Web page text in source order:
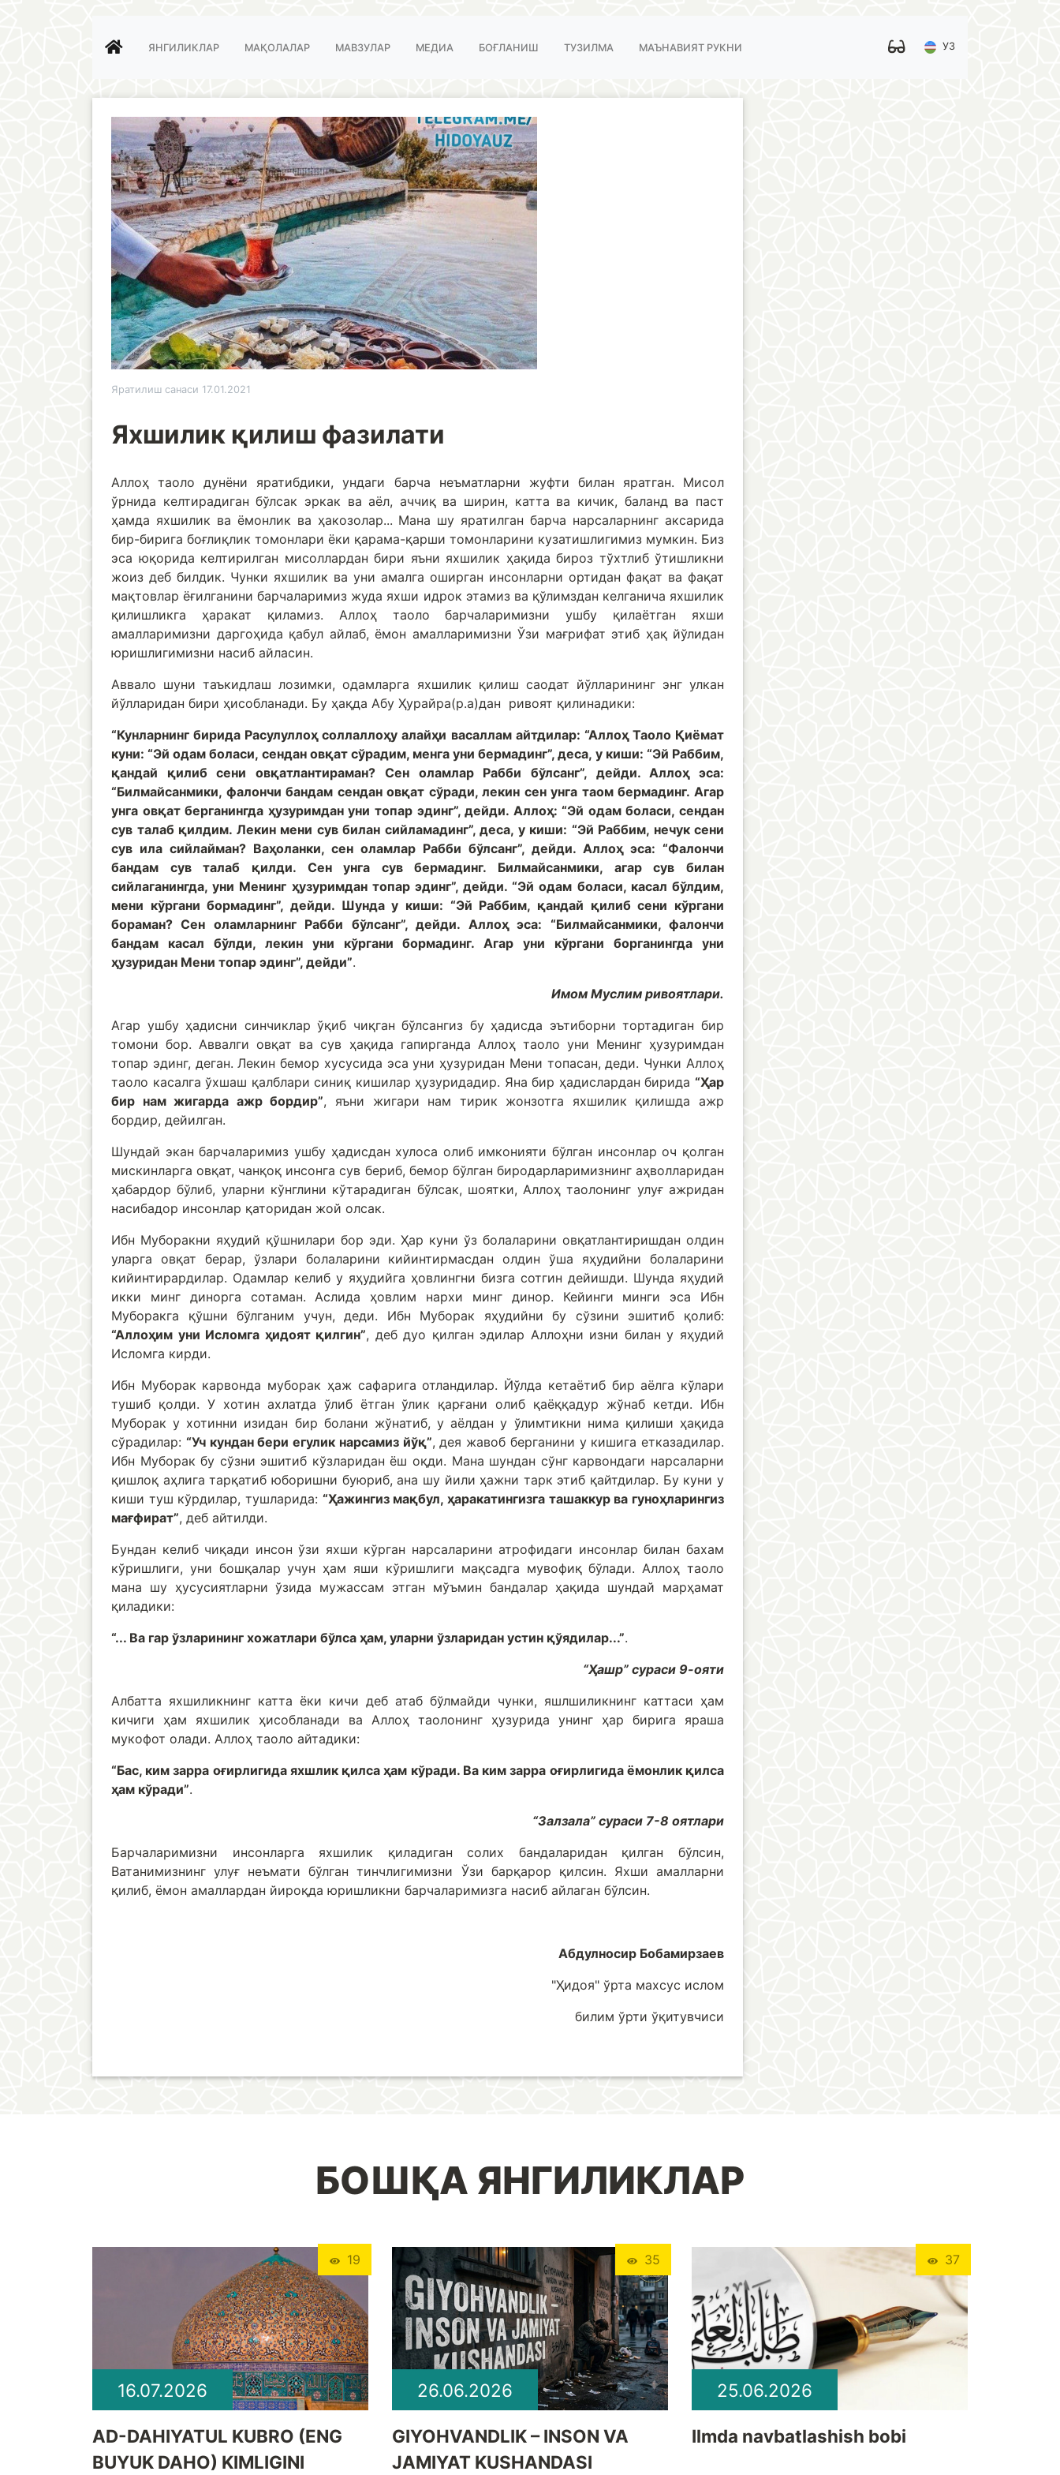
УЗ
ЯНГИЛИКЛАР МАҚОЛАЛАР МАВЗУЛАР МЕДИА БОҒЛАНИШ ТУЗИЛМА МАЪНАВИЯТ РУКНИ
Яратилиш санаси 17.01.2021
Яхшилик қилиш фазилати
Аллоҳ таоло дунёни яратибдики, ундаги барча неъматларни жуфти билан яратган. Мисол
ўрнида келтирадиган бўлсак эркак ва аёл, аччиқ ва ширин, катта ва кичик, баланд ва паст
ҳамда яхшилик ва ёмонлик ва ҳакозолар... Мана шу яратилган барча нарсаларнинг аксарида
бир-бирига боғлиқлик томонлари ёки қарама-қарши томонларини кузатишлигимиз мумкин. Биз
эса юқорида келтирилган мисоллардан бири яъни яхшилик ҳақида бироз тўхтлиб ўтишликни
жоиз деб билдик. Чунки яхшилик ва уни амалга оширган инсонларни ортидан фақат ва фақат
мақтовлар ёғилганини барчаларимиз жуда яхши идрок этамиз ва қўлимздан келганича яхшилик
қилишликга ҳаракат қиламиз. Аллоҳ таоло барчаларимизни ушбу қилаётган яхши
амалларимизни даргоҳида қабул айлаб, ёмон амалларимизни Ўзи мағрифат этиб ҳақ йўлидан
юришлигимизни насиб айласин.
Аввало шуни таъкидлаш лозимки, одамларга яхшилик қилиш саодат йўлларининг энг улкан
йўлларидан бири ҳисобланади. Бу ҳақда Абу Ҳурайра(р.а)дан ривоят қилинадики:
“Кунларнинг бирида Расулуллоҳ соллаллоҳу алайҳи васаллам айтдилар: “Аллоҳ Таоло Қиёмат
куни: “Эй одам боласи, сендан овқат сўрадим, менга уни бермадинг”, деса, у киши: “Эй Раббим,
қандай қилиб сени овқатлантираман? Сен оламлар Рабби бўлсанг”, дейди. Аллоҳ эса:
“Билмайсанмики, фалончи бандам сендан овқат сўради, лекин сен унга таом бермадинг. Агар
унга овқат берганингда ҳузуримдан уни топар эдинг”, дейди. Аллоҳ: “Эй одам боласи, сендан
сув талаб қилдим. Лекин мени сув билан сийламадинг”, деса, у киши: “Эй Раббим, нечук сени
сув ила сийлайман? Ваҳоланки, сен оламлар Рабби бўлсанг”, дейди. Аллоҳ эса: “Фалончи
бандам сув талаб қилди. Сен унга сув бермадинг. Билмайсанмики, агар сув билан
сийлаганингда, уни Менинг ҳузуримдан топар эдинг”, дейди. “Эй одам боласи, касал бўлдим,
мени кўргани бормадинг”, дейди. Шунда у киши: “Эй Раббим, қандай қилиб сени кўргани
бораман? Сен оламларнинг Рабби бўлсанг”, дейди. Аллоҳ эса: “Билмайсанмики, фалончи
бандам касал бўлди, лекин уни кўргани бормадинг. Агар уни кўргани борганингда уни
ҳузуридан Мени топар эдинг”, дейди”.
Имом Муслим ривоятлари.
Агар ушбу ҳадисни синчиклар ўқиб чиқган бўлсангиз бу ҳадисда эътиборни тортадиган бир
томони бор. Аввалги овқат ва сув ҳақида гапирганда Аллоҳ таоло уни Менинг ҳузуримдан
топар эдинг, деган. Лекин бемор хусусида эса уни ҳузуридан Мени топасан, деди. Чунки Аллоҳ
таоло касалга ўхшаш қалблари синиқ кишилар ҳузуридадир. Яна бир ҳадислардан бирида “Ҳар
бир нам жигарда ажр бордир”, яъни жигари нам тирик жонзотга яхшилик қилишда ажр
бордир, дейилган.
Шундай экан барчаларимиз ушбу ҳадисдан хулоса олиб имконияти бўлган инсонлар оч қолган
мискинларга овқат, чанқоқ инсонга сув бериб, бемор бўлган биродарларимизнинг аҳволларидан
ҳабардор бўлиб, уларни кўнглини кўтарадиган бўлсак, шоятки, Аллоҳ таолонинг улуғ ажридан
насибадор инсонлар қаторидан жой олсак.
Ибн Муборакни яҳудий қўшнилари бор эди. Ҳар куни ўз болаларини овқатлантиришдан олдин
уларга овқат берар, ўзлари болаларини кийинтирмасдан олдин ўша яҳудийни болаларини
кийинтирардилар. Одамлар келиб у яҳудийга ҳовлингни бизга сотгин дейишди. Шунда яҳудий
икки минг динорга сотаман. Аслида ҳовлим нархи минг динор. Кейинги минги эса Ибн
Муборакга қўшни бўлганим учун, деди. Ибн Муборак яҳудийни бу сўзини эшитиб қолиб:
“Аллоҳим уни Исломга ҳидоят қилгин”, деб дуо қилган эдилар Аллоҳни изни билан у яҳудий
Исломга кирди.
Ибн Муборак карвонда муборак ҳаж сафарига отландилар. Йўлда кетаётиб бир аёлга кўлари
тушиб қолди. У хотин ахлатда ўлиб ётган ўлик қарғани олиб қаёққадур жўнаб кетди. Ибн
Муборак у хотинни изидан бир болани жўнатиб, у аёлдан у ўлимтикни нима қилиши ҳақида
сўрадилар: “Уч кундан бери егулик нарсамиз йўқ”, дея жавоб берганини у кишига етказадилар.
Ибн Муборак бу сўзни эшитиб кўзларидан ёш оқди. Мана шундан сўнг карвондаги нарсаларни
қишлоқ аҳлига тарқатиб юборишни буюриб, ана шу йили ҳажни тарк этиб қайтдилар. Бу куни у
киши туш кўрдилар, тушларида: “Ҳажингиз мақбул, ҳаракатингизга ташаккур ва гуноҳларингиз
мағфират”, деб айтилди.
Бундан келиб чиқади инсон ўзи яхши кўрган нарсаларини атрофидаги инсонлар билан бахам
кўришлиги, уни бошқалар учун ҳам яши кўришлиги мақсадга мувофиқ бўлади. Аллоҳ таоло
мана шу ҳусусиятларни ўзида мужассам этган мўъмин бандалар ҳақида шундай марҳамат
қиладики:
“... Ва гар ўзларининг хожатлари бўлса ҳам, уларни ўзларидан устин қўядилар...”.
“Ҳашр” сураси 9-ояти
Албатта яхшиликнинг катта ёки кичи деб атаб бўлмайди чунки, яшлшиликнинг каттаси ҳам
кичиги ҳам яхшилик ҳисобланади ва Аллоҳ таолонинг ҳузурида унинг ҳар бирига яраша
мукофот олади. Аллоҳ таоло айтадики:
“Бас, ким зарра оғирлигида яхшлик қилса ҳам кўради. Ва ким зарра оғирлигида ёмонлик қилса
ҳам кўради”.
“Залзала” сураси 7-8 оятлари
Барчаларимизни инсонларга яхшилик қиладиган солих бандаларидан қилган бўлсин,
Ватанимизнинг улуғ неъмати бўлган тинчлигимизни Ўзи барқарор қилсин. Яхши амалларни
қилиб, ёмон амаллардан йироқда юришликни барчаларимизга насиб айлаган бўлсин.
Абдулносир Бобамирзаев
"Ҳидоя" ўрта махсус ислом
билим ўрти ўқитувчиси
БОШҚА ЯНГИЛИКЛАР
19
16.07.2026
​AD-DAHIYATUL KUBRO (ENG
BUYUK DAHO) KIMLIGINI
35
26.06.2026
GIYOHVANDLIK – INSON VA
JAMIYAT KUSHANDASI
37
25.06.2026
Ilmda navbatlashish bobi